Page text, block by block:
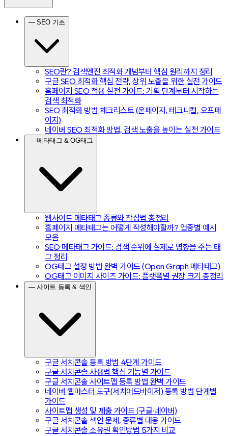
— SEO 기초
SEO란? 검색엔진 최적화 개념부터 핵심 원리까지 정리
구글 SEO 최적화 핵심 전략, 상위 노출을 위한 실전 가이드
홈페이지 SEO 적용 실전 가이드: 기획 단계부터 시작하는
검색 최적화
SEO 최적화 방법 체크리스트 (온페이지, 테크니컬, 오프페
이지)
네이버 SEO 최적화 방법, 검색 노출을 높이는 실전 가이드
— 메타태그 & OG태그
웹사이트 메타태그 종류와 작성법 총정리
홈페이지 메타태그는 어떻게 작성해야할까? 업종별 예시
모음
SEO 메타태그 가이드: 검색 순위에 실제로 영향을 주는 태
그 정리
OG태그 설정 방법 완벽 가이드 (Open Graph 메타태그)
OG태그 이미지 사이즈 가이드: 플랫폼별 권장 크기 총정리
— 사이트 등록 & 색인
구글 서치콘솔 등록 방법 4단계 가이드
구글 서치콘솔 사용법 핵심 기능별 가이드
구글 서치콘솔 사이트맵 등록 방법 완벽 가이드
네이버 웹마스터 도구(서치어드바이저) 등록 방법 단계별
가이드
사이트맵 생성 및 제출 가이드 (구글·네이버)
구글 서치콘솔 색인 문제, 종류별 대응 가이드
구글 서치콘솔 소유권 확인방법 5가지 비교